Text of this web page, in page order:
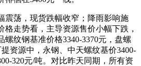
震荡，现货跌幅收窄；降雨影响施
格走势看，主导资源售价小幅下跌，
纹钢基准价格3340-3370元，盘螺
资源中，永钢、中天螺纹基价3400-
320元/吨。对比昨天同期，所有资